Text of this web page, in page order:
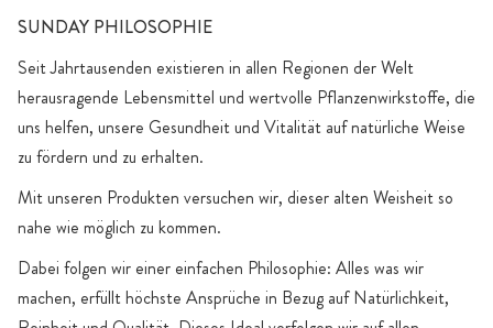
SUNDAY PHILOSOPHIE
Seit Jahrtausenden existieren in allen Regionen der Welt
herausragende Lebensmittel und wertvolle Pflanzenwirkstoffe, die
uns helfen, unsere Gesundheit und Vitalität auf natürliche Weise
zu fördern und zu erhalten.
Mit unseren Produkten versuchen wir, dieser alten Weisheit so
nahe wie möglich zu kommen.
Dabei folgen wir einer einfachen Philosophie: Alles was wir
machen, erfüllt höchste Ansprüche in Bezug auf Natürlichkeit,